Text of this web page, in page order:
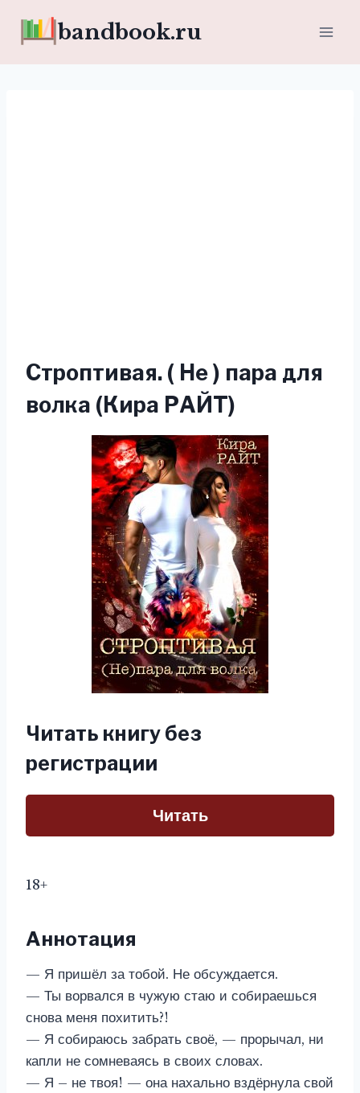
bandbook.ru
Строптивая. ( Не ) пара для
волка (Кира РАЙТ)
Читать книгу без
регистрации
Читать
18+
Аннотация
— Я пришёл за тобой. Не обсуждается.
— Ты ворвался в чужую стаю и собираешься
снова меня похитить?!
— Я собираюсь забрать своё, — прорычал, ни
капли не сомневаясь в своих словах.
— Я – не твоя! — она нахально вздёрнула свой